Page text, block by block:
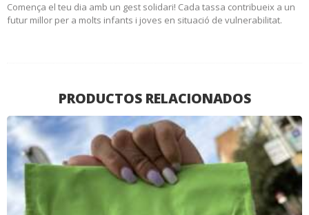
Comença el teu dia amb un gest solidari! Cada tassa contribueix a un
futur millor per a molts infants i joves en situació de vulnerabilitat.
PRODUCTOS RELACIONADOS